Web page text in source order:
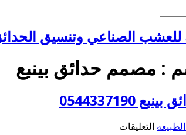
للعشب الصناعي وتنسيق
: مصمم حدائق بينبع
التعليقات